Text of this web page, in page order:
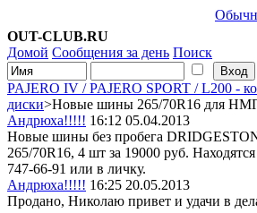
OUT-CLUB.RU
Домой Сообщения за день Поиск
PAJERO IV / PAJERO SPORT / L200 -
диски>Новые шины 265/70R16 для
Андрюха!!!!! 16:12 05.04.2013
Новые шины без пробега
265/70R16, 4 шт за 19000 руб.
747-66-91 или в личку.
Андрюха!!!!! 16:25 20.05.2013
Продано, Николаю привет и удачи в